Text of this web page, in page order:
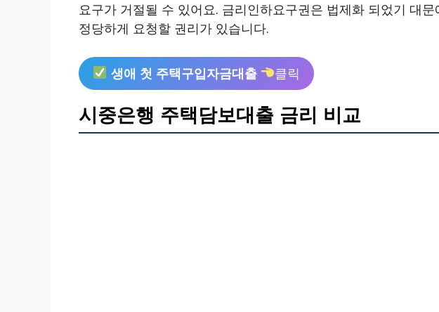
요구가 거절될 수 있어요. 금리인하요구권은 법제화 되었기 대
정당하게 요청할 권리가 있습니다.
생애 첫 주택구입자금대출 클릭
시중은행 주택담보대출 금리 비교